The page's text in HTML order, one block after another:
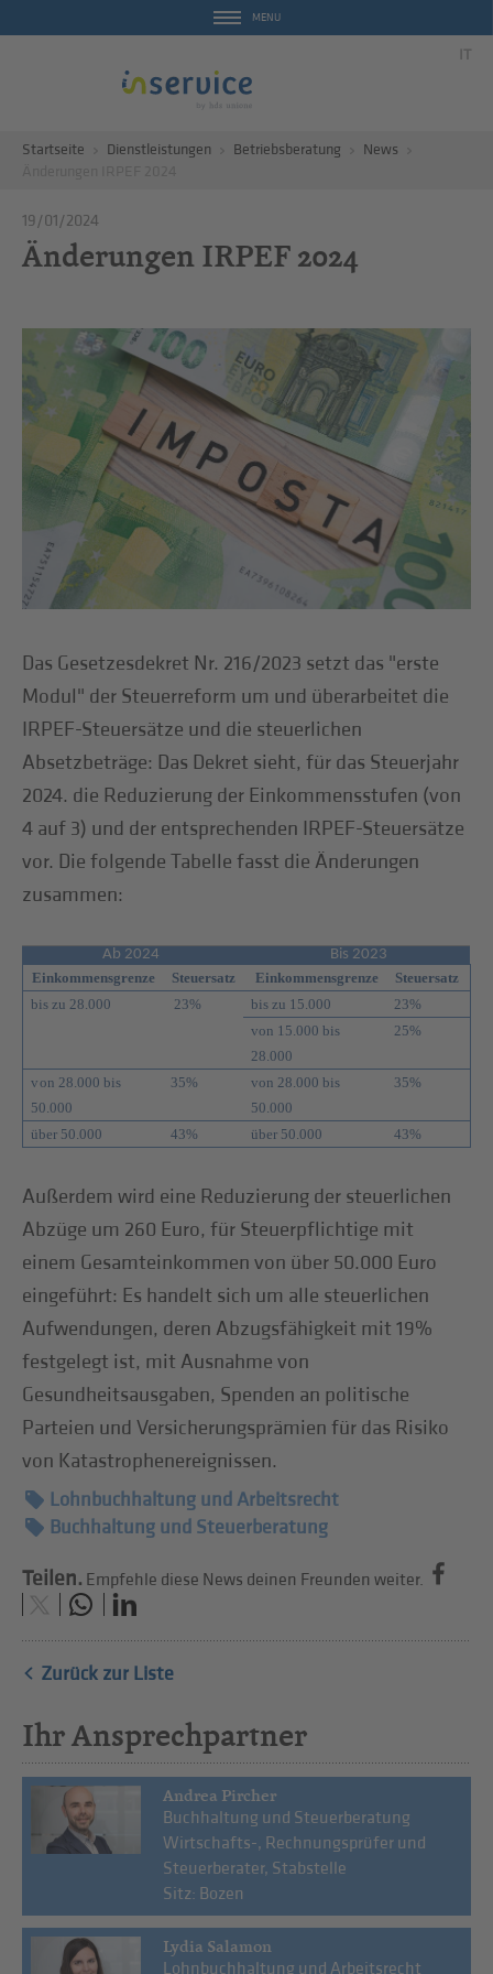
MENU
IT
Startseite Dienstleistungen Betriebsberatung
News
19/01/2024
Änderungen IRPEF 2024
Das Gesetzesdekret Nr. 216/2023 setzt das "erste
Modul" der Steuerreform um und überarbeitet die
IRPEF-Steuersätze und die steuerlichen
Absetzbeträge: Das Dekret sieht, für das Steuerjahr
2024. die Reduzierung der Einkommensstufen (von
4 auf 3) und der entsprechenden IRPEF-Steuersätze
vor. Die folgende Tabelle fasst die Änderungen
zusammen:
Ab 2024
Bis 2023
Einkommensgrenze
Steuersatz Einkommensgrenze
Steuersatz
bis zu 28.000
23% bis zu 15.000
23%
von 15.000 bis
28.000
25%
von 28.000 bis
50.000
35%
von 28.000 bis
50.000
35%
über 50.000 43% über 50.000 43%
Außerdem wird eine Reduzierung der steuerlichen
Abzüge um 260 Euro, für Steuerpflichtige mit
einem Gesamteinkommen von über 50.000 Euro
eingeführt: Es handelt sich um alle steuerlichen
Aufwendungen, deren Abzugsfähigkeit mit 19%
festgelegt ist, mit Ausnahme von
Gesundheitsausgaben, Spenden an politische
Parteien und Versicherungsprämien für das Risiko
von Katastrophenereignissen.
Lohnbuchhaltung und Arbeitsrecht
Buchhaltung und Steuerberatung
Teilen. Empfehle diese News deinen Freunden weiter.
Zurück zur Liste
Ihr Ansprechpartner
Andrea Pircher
Buchhaltung und Steuerberatung
Wirtschafts-, Rechnungsprüfer und
Steuerberater, Stabstelle
Sitz: Bozen
Lydia Salamon
Lohnbuchhaltung und Arbeitsrecht